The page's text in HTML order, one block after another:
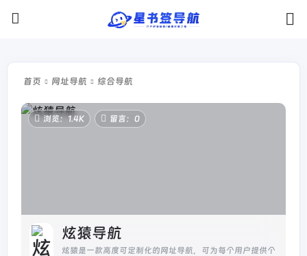
首页 网址导航 综合导航
浏览：1.4K 留言：0
炫猿导航
炫猿是一款高度可定制化的网址导航，可为每个用户提供个